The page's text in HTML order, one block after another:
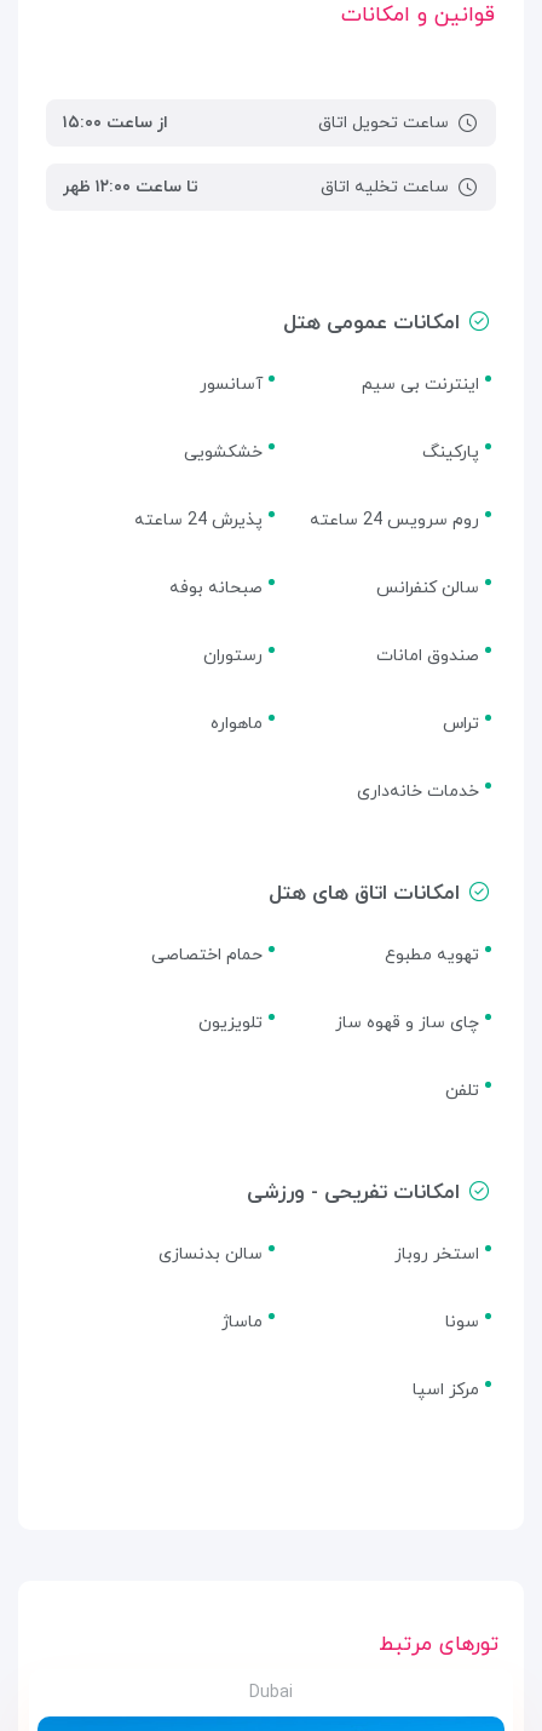
قوانین و امکانات
ساعت تحویل اتاق از ساعت ۱۵:۰۰
ساعت تخلیه اتاق تا ساعت ۱۲:۰۰ ظهر
امکانات عمومی هتل
اینترنت بی سیم آسانسور
پارکینگ خشکشویی
روم سرویس 24 ساعته پذیرش 24 ساعته
سالن کنفرانس صبحانه بوفه
صندوق امانات رستوران
تراس ماهواره
خدمات خانه‌داری
امکانات اتاق های هتل
تهویه مطبوع حمام اختصاصی
چای ساز و قهوه ساز تلویزیون
تلفن
امکانات تفریحی - ورزشی
استخر روباز سالن بدنسازی
سونا ماساژ
مرکز اسپا
تورهای مرتبط
Dubai